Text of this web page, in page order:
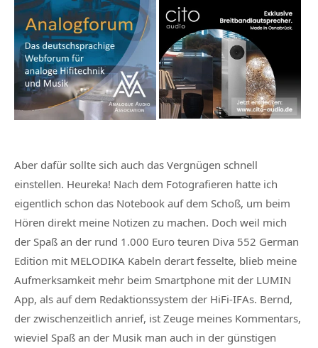
Aber dafür sollte sich auch das Vergnügen schnell
einstellen. Heureka! Nach dem Fotografieren hatte ich
eigentlich schon das Notebook auf dem Schoß, um beim
Hören direkt meine Notizen zu machen. Doch weil mich
der Spaß an der rund 1.000 Euro teuren Diva 552 German
Edition mit MELODIKA Kabeln derart fesselte, blieb meine
Aufmerksamkeit mehr beim Smartphone mit der LUMIN
App, als auf dem Redaktionssystem der HiFi-IFAs. Bernd,
der zwischenzeitlich anrief, ist Zeuge meines Kommentars,
wieviel Spaß an der Musik man auch in der günstigen